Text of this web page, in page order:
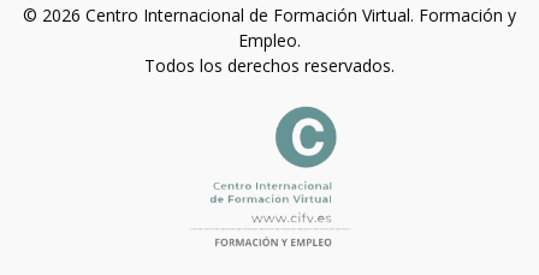
© 2026 Centro Internacional de Formación Virtual. Formación y
Empleo.
Todos los derechos reservados.